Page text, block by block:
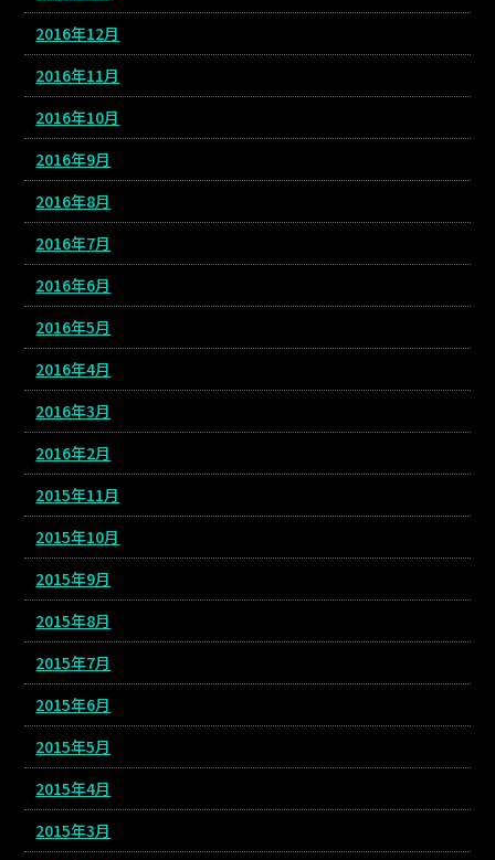
2016年12月
2016年11月
2016年10月
2016年9月
2016年8月
2016年7月
2016年6月
2016年5月
2016年4月
2016年3月
2016年2月
2015年11月
2015年10月
2015年9月
2015年8月
2015年7月
2015年6月
2015年5月
2015年4月
2015年3月